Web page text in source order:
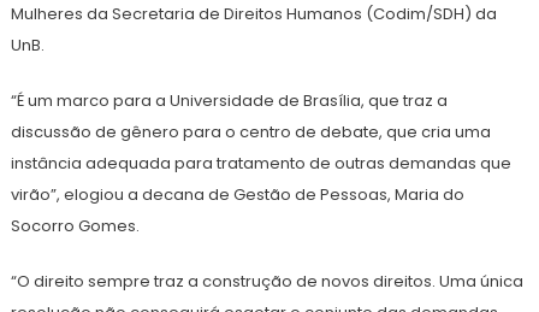
Mulheres da Secretaria de Direitos Humanos (Codim/SDH) da
UnB.
“É um marco para a Universidade de Brasília, que traz a
discussão de gênero para o centro de debate, que cria uma
instância adequada para tratamento de outras demandas que
virão”, elogiou a decana de Gestão de Pessoas, Maria do
Socorro Gomes.
“O direito sempre traz a construção de novos direitos. Uma única